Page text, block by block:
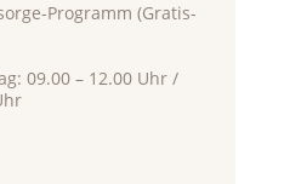
Programm (Gratis-
09.00 – 12.00 Uhr /